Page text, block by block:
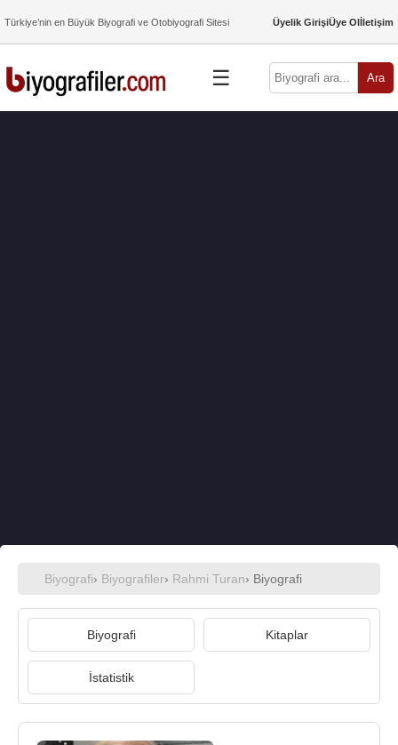
Türkiye’nin en Büyük Biyografi ve Otobiyografi Sitesi Üyelik GirişiÜye Olİletişim
☰ Ara
Biyografi› Biyografiler› Rahmi Turan› Biyografi
Biyografi Kitaplar
İstatistik